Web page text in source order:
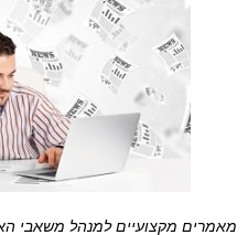
מאמרים מקצועיים למנהל משאבי